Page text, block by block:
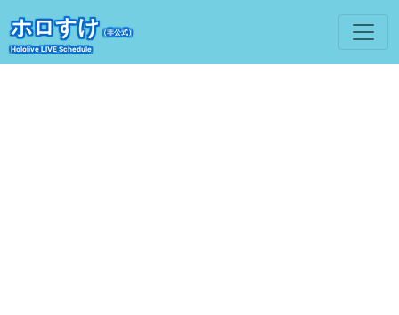
ホロすけ （非公式）
Hololive LIVE Schedule